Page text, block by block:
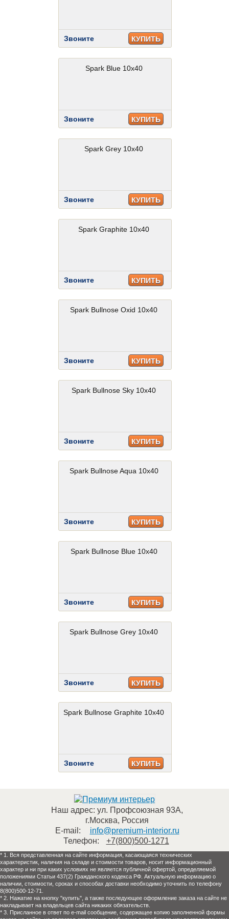
Звоните КУПИТЬ
Spark Blue 10x40
Звоните КУПИТЬ
Spark Grey 10x40
Звоните КУПИТЬ
Spark Graphite 10x40
Звоните КУПИТЬ
Spark Bullnose Oxid 10x40
Звоните КУПИТЬ
Spark Bullnose Sky 10x40
Звоните КУПИТЬ
Spark Bullnose Aqua 10x40
Звоните КУПИТЬ
Spark Bullnose Blue 10x40
Звоните КУПИТЬ
Spark Bullnose Grey 10x40
Звоните КУПИТЬ
Spark Bullnose Graphite 10x40
Звоните КУПИТЬ
Наш адрес: ул. Профсоюзная 93А,
г.Москва, Россия
E-mail:
info@premium-interior.ru
Телефон:
+7(800)500-1271
* 1. Вся представленная на сайте информация, касающаяся технических
характеристик, наличия на складе и стоимости товаров, носит информационный
характер и ни при каких условиях не является публичной офертой, определяемой
положениями Статьи 437(2) Гражданского кодекса РФ. Актуальную информацию о
наличии, стоимости, сроках и способах доставки необходимо уточнить по телефону
8(800)500-12-71.
* 2. Нажатие на кнопку "купить", а также последующее оформление заказа на сайте не
накладывает на владельцев сайта никаких обязательств.
* 3. Присланное в ответ по e-mail сообщение, содержащее копию заполненной формы